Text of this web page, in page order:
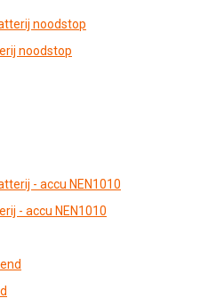
noodstop
- accu NEN1010